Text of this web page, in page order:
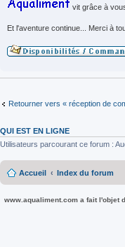
vit grâce à
Et l'aventure continue... Merci à
Retourner vers « réception de
QUI EST EN LIGNE
Utilisateurs parcourant ce forum :
Accueil Index du forum
www.aqualiment.com a fait l'objet